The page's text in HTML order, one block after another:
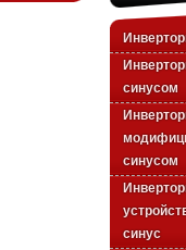
синусом
синусом
синус